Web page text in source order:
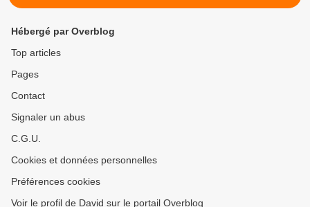
Hébergé par Overblog
Top articles
Pages
Contact
Signaler un abus
C.G.U.
Cookies et données personnelles
Préférences cookies
Voir le profil de David sur le portail Overblog